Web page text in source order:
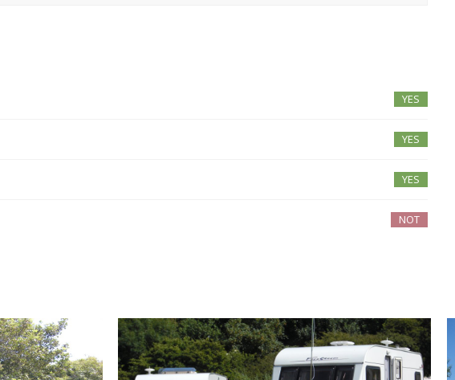
YES
YES
YES
NOT